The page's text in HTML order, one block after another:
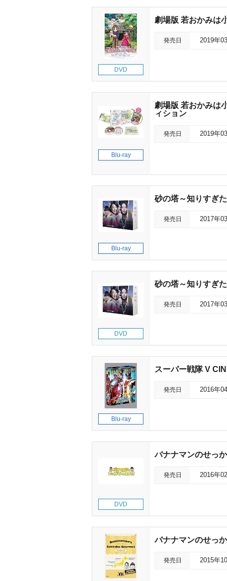
DVD
劇場版 若おかみは
発売日 2019年
Blu-ray
劇場版 若おかみは
ィション
発売日 2019年
Blu-ray
砂の塔～知りすぎ
発売日 2017年
DVD
砂の塔～知りすぎ
発売日 2017年
Blu-ray
スーパー戦隊 V
発売日 2016年
DVD
バナナマンのせっ
発売日 2016年
バナナマンのせっ
発売日 2015年